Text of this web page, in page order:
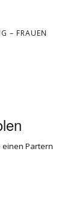
– FRAUEN
einen Partern